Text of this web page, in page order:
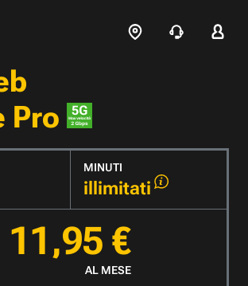
Pro
MINUTI
illimitati
11,95 €
AL MESE